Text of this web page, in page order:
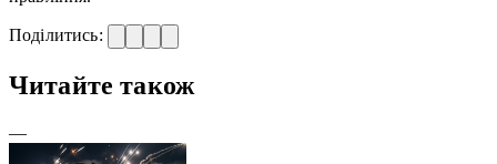
Поділитись:
Читайте також
—